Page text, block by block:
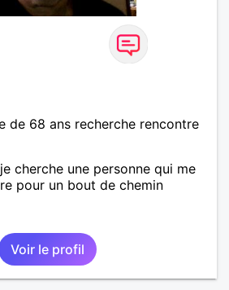
de 68 ans recherche rencontre
cherche une personne qui me
pour un bout de chemin
Voir le profil